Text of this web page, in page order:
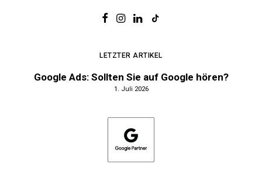
LETZTER ARTIKEL
Google Ads: Sollten Sie auf Google hören?
1. Juli 2026